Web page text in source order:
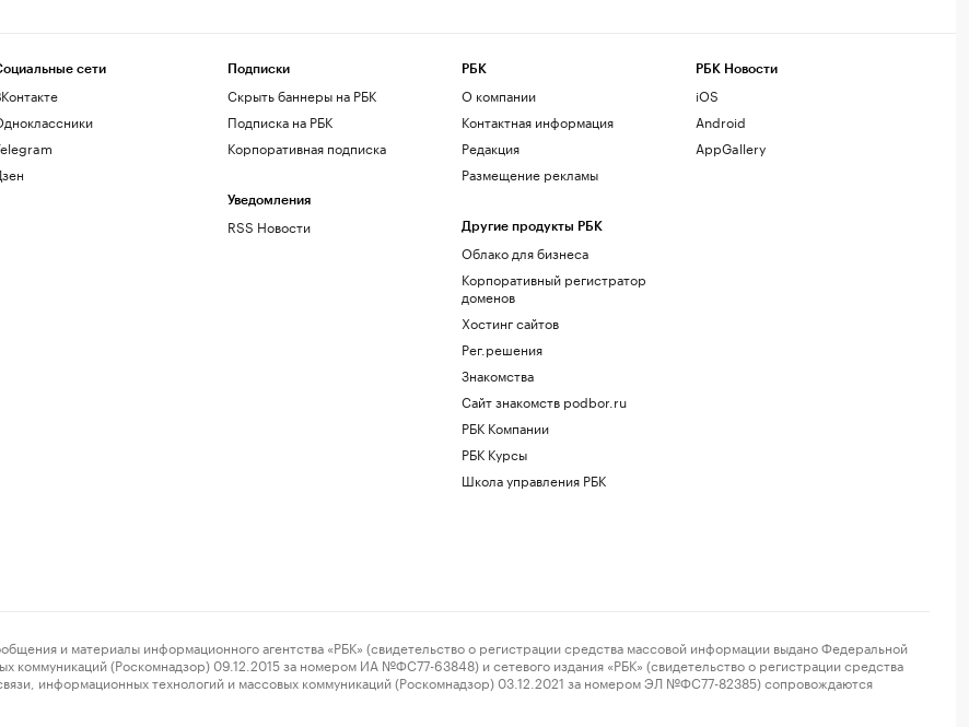
сети Подписки
Скрыть баннеры на РБК
Подписка на РБК
Корпоративная подписка
Уведомления
RSS Новости
РБК
О компании
Контактная информация
Редакция
Размещение рекламы
Другие продукты РБК
Облако для бизнеса
Корпоративный регистратор
доменов
Хостинг сайтов
Рег.решения
Знакомства
Сайт знакомств podbor.ru
РБК Компании
РБК Курсы
Школа управления РБК
РБК Новости
iOS
Android
AppGallery
и материалы информационного агентства «РБК» (свидетельство о регистрации средства массовой информации выдано Федеральной
коммуникаций (Роскомнадзор) 09.12.2015 за номером ИА №ФС77-63848) и сетевого издания «РБК» (свидетельство о регистрации средства
информационных технологий и массовых коммуникаций (Роскомнадзор) 03.12.2021 за номером ЭЛ №ФС77-82385) сопровождаются